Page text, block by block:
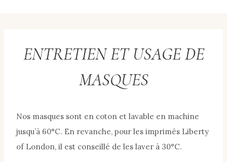
ENTRETIEN ET USAGE DE
MASQUES
Nos masques sont en coton et lavable en machine
jusqu’à 60°C. En revanche, pour les imprimés Liberty
of London, il est conseillé de les laver à 30°C.